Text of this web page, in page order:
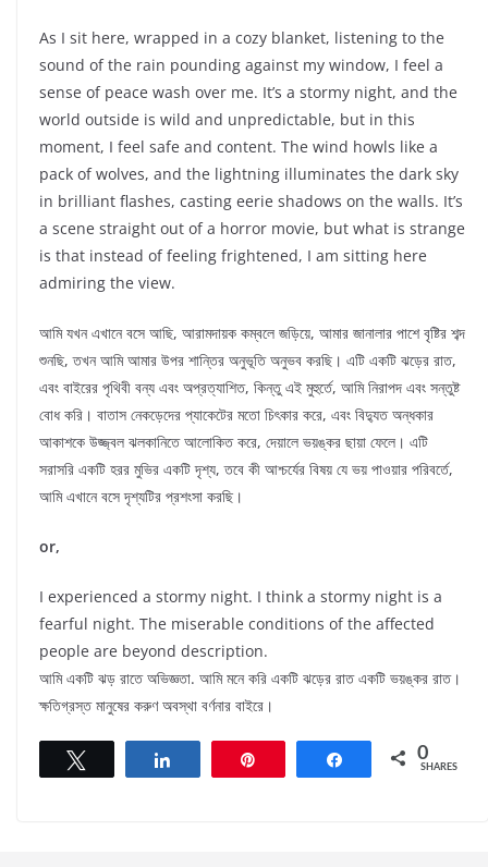
As I sit here, wrapped in a cozy blanket, listening to the
sound of the rain pounding against my window, I feel a
sense of peace wash over me. It’s a stormy night, and the
world outside is wild and unpredictable, but in this
moment, I feel safe and content. The wind howls like a
pack of wolves, and the lightning illuminates the dark sky
in brilliant flashes, casting eerie shadows on the walls. It’s
a scene straight out of a horror movie, but what is strange
is that instead of feeling frightened, I am sitting here
admiring the view.
আমি যখন এখানে বসে আছি, আরামদায়ক কম্বলে জড়িয়ে, আমার জানালার পাশে বৃষ্টির শব্দ
শুনছি, তখন আমি আমার উপর শান্তির অনুভূতি অনুভব করছি। এটি একটি ঝড়ের রাত,
এবং বাইরের পৃথিবী বন্য এবং অপ্রত্যাশিত, কিন্তু এই মুহুর্তে, আমি নিরাপদ এবং সন্তুষ্ট
বোধ করি। বাতাস নেকড়েদের প্যাকেটের মতো চিৎকার করে, এবং বিদ্যুত অন্ধকার
আকাশকে উজ্জ্বল ঝলকানিতে আলোকিত করে, দেয়ালে ভয়ঙ্কর ছায়া ফেলে। এটি
সরাসরি একটি হরর মুভির একটি দৃশ্য, তবে কী আশ্চর্যের বিষয় যে ভয় পাওয়ার পরিবর্তে,
আমি এখানে বসে দৃশ্যটির প্রশংসা করছি।
or,
I experienced a stormy night. I think a stormy night is a
fearful night. The miserable conditions of the affected
people are beyond description.
আমি একটি ঝড় রাতে অভিজ্ঞতা. আমি মনে করি একটি ঝড়ের রাত একটি ভয়ঙ্কর রাত।
ক্ষতিগ্রস্ত মানুষের করুণ অবস্থা বর্ণনার বাইরে।
Share 0
SHARES